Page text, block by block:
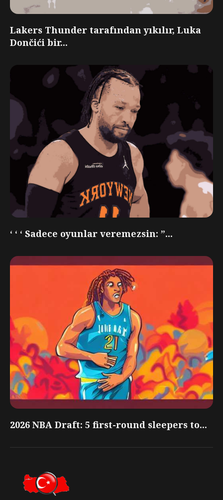
Lakers Thunder tarafından yıkılır, Luka
Dončići bir...
‘ ‘ ‘ Sadece oyunlar veremezsin: ”...
2026 NBA Draft: 5 first-round sleepers to...